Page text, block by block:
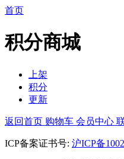
首页
积分商城
上架
积分
更新
返回首页 购物车 会员中心
ICP备案证书号: 沪ICP备